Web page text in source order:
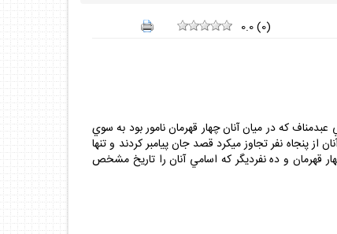
0.0(0)
كه در ميان آنان چهار قهرمان نامور بود به سوي
پنجاه نفر تجاوز مي‏كرد قصد جان پيامبر كردند و تنها
قهرمان و ده نفرديگر كه اسامي آنان را تاريخ مشخص